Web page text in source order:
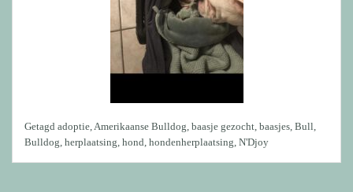
Getagd adoptie,Amerikaanse Bulldog, baasje gezocht, baasjes, Bull,
Bulldog, herplaatsing, hond, hondenherplaatsing, N'Djoy